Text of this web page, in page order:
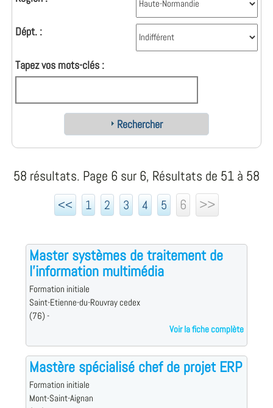
Dépt. :
Tapez vos mots-clés :
Rechercher
58 résultats. Page 6 sur 6, Résultats de 51 à 58
<< 1 2 3 4 5 6 >>
Master systèmes de traitement de
l'information multimédia
Formation initiale
Saint-Etienne-du-Rouvray cedex
(76) -
Voir la fiche complète
Mastère spécialisé chef de projet ERP
Formation initiale
Mont-Saint-Aignan